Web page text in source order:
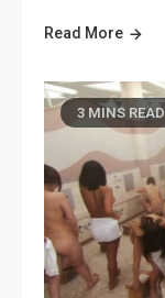
Read More
3 MINS READ